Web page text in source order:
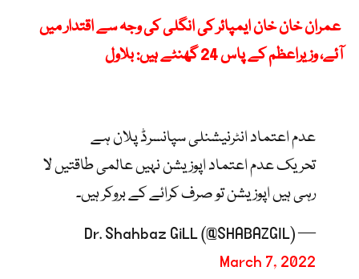
عمران خان خان ایمپائر کی انگلی کی وجہ سے اقتدار میں
آئے، وزیراعظم کے پاس 24 گھنٹے ہیں: بلاول
عدم اعتماد انٹرنیشنلی سپانسرڈ پلان ہے
تحریک عدم اعتماد اپوزیشن نہیں عالمی طاقتیں لا
رہی ہیں اپوزیشن تو صرف کرائے کے بروکر ہیں۔
— Dr. Shahbaz GiLL (@SHABAZGIL)
March 7, 2022